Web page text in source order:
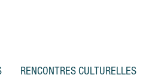
RENCONTRES CULTURELLES